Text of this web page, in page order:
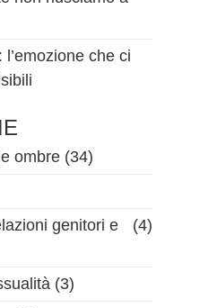
che ci
ombre (34)
genitori e
(4)
(3)